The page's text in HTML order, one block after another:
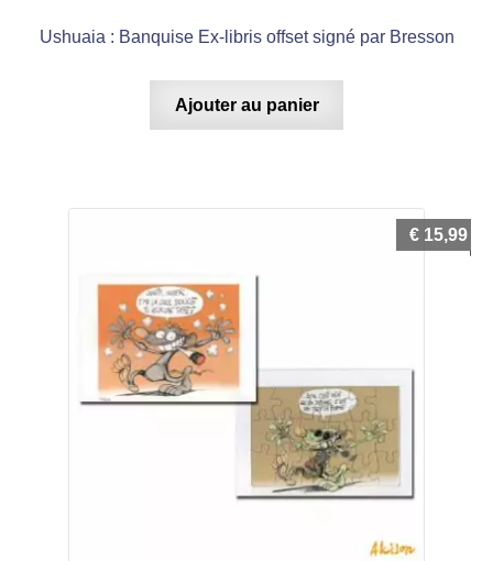
Ushuaia : Banquise Ex-libris offset signé par Bresson
Ajouter au panier
€ 15,99